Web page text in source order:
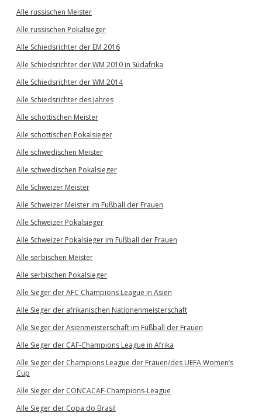
Alle russischen Meister
Alle russischen Pokalsieger
Alle Schiedsrichter der EM 2016
Alle Schiedsrichter der WM 2010 in Südafrika
Alle Schiedsrichter der WM 2014
Alle Schiedsrichter des Jahres
Alle schottischen Meister
Alle schottischen Pokalsieger
Alle schwedischen Meister
Alle schwedischen Pokalsieger
Alle Schweizer Meister
Alle Schweizer Meister im Fußball der Frauen
Alle Schweizer Pokalsieger
Alle Schweizer Pokalsieger im Fußball der Frauen
Alle serbischen Meister
Alle serbischen Pokalsieger
Alle Sieger der AFC Champions League in Asien
Alle Sieger der afrikanischen Nationenmeisterschaft
Alle Sieger der Asienmeisterschaft im Fußball der Frauen
Alle Sieger der CAF-Champions League in Afrika
Alle Sieger der Champions League der Frauen/des UEFA Women’s
Cup
Alle Sieger der CONCACAF-Champions-League
Alle Sieger der Copa do Brasil